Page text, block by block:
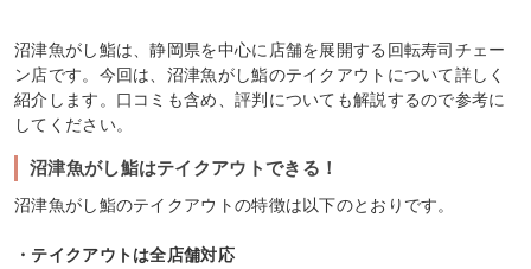
沼津魚がし鮨は、静岡県を中心に店舗を展開する回転寿司チェー
ン店です。今回は、沼津魚がし鮨のテイクアウトについて詳しく
紹介します。口コミも含め、評判についても解説するので参考に
してください。
沼津魚がし鮨はテイクアウトできる！
沼津魚がし鮨のテイクアウトの特徴は以下のとおりです。
・テイクアウトは全店舗対応